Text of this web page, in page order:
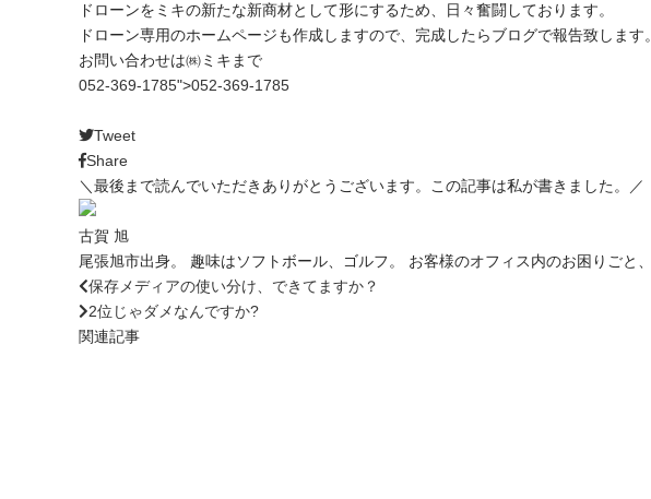
ドローンをミキの新たな新商材として形にするため、日々奮闘しております。
ドローン専用のホームページも作成しますので、完成したらブログで報告致します。
お問い合わせは㈱ミキまで
052-369-1785">052-369-1785
Tweet
Share
＼最後まで読んでいただきありがとうございます。この記事は私が書きました。／
古賀 旭
尾張旭市出身。 趣味はソフトボール、ゴルフ。 お客様のオフィス内のお困りごと
保存メディアの使い分け、できてますか？
2位じゃダメなんですか?
関連記事